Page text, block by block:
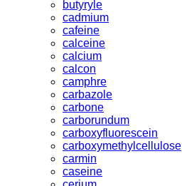
butyryle
cadmium
cafeine
calceine
calcium
calcon
camphre
carbazole
carbone
carborundum
carboxyfluorescein
carboxymethylcellulose
carmin
caseine